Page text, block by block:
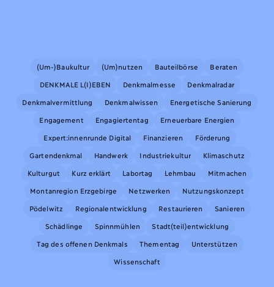
(Um-)Baukultur (Um)nutzen Bauteilbörse Beraten
DENKMALE L(I)EBEN Denkmalmesse Denkmalradar
Denkmalvermittlung Denkmalwissen Energetische Sanierung
Engagement Engagiertentag Erneuerbare Energien
Expert:innenrunde Digital Finanzieren Förderung
Gartendenkmal Handwerk Industriekultur Klimaschutz
Kulturgut Kurz erklärt Labortag Lehmbau Mitmachen
Montanregion Erzgebirge Netzwerken Nutzungskonzept
Pödelwitz Regionalentwicklung Restaurieren Sanieren
Schädlinge Spinnmühlen Stadt(teil)entwicklung
Tag des offenen Denkmals Thementag Unterstützen
Wissenschaft